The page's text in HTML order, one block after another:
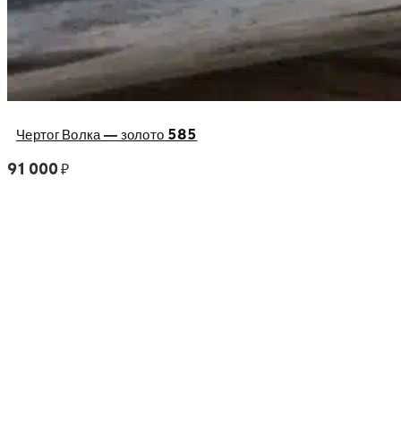
Чертог Волка — золото 585
91 000₽